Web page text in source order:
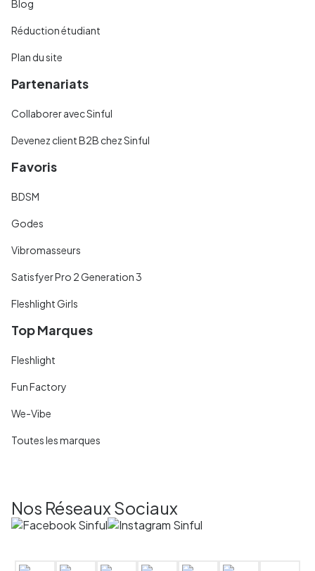
Blog
Réduction étudiant
Plan du site
Partenariats
Collaborer avec Sinful
Devenez client B2B chez Sinful
Favoris
BDSM
Godes
Vibromasseurs
Satisfyer Pro 2 Generation 3
Fleshlight Girls
Top Marques
Fleshlight
Fun Factory
We-Vibe
Toutes les marques
Nos Réseaux Sociaux